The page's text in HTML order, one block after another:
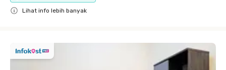
Lihat info lebih banyak